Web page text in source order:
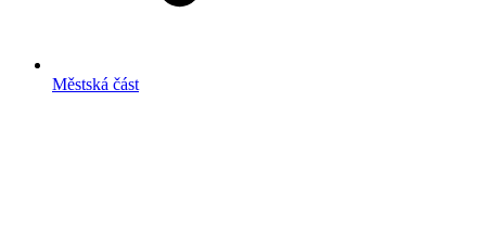
Městská část